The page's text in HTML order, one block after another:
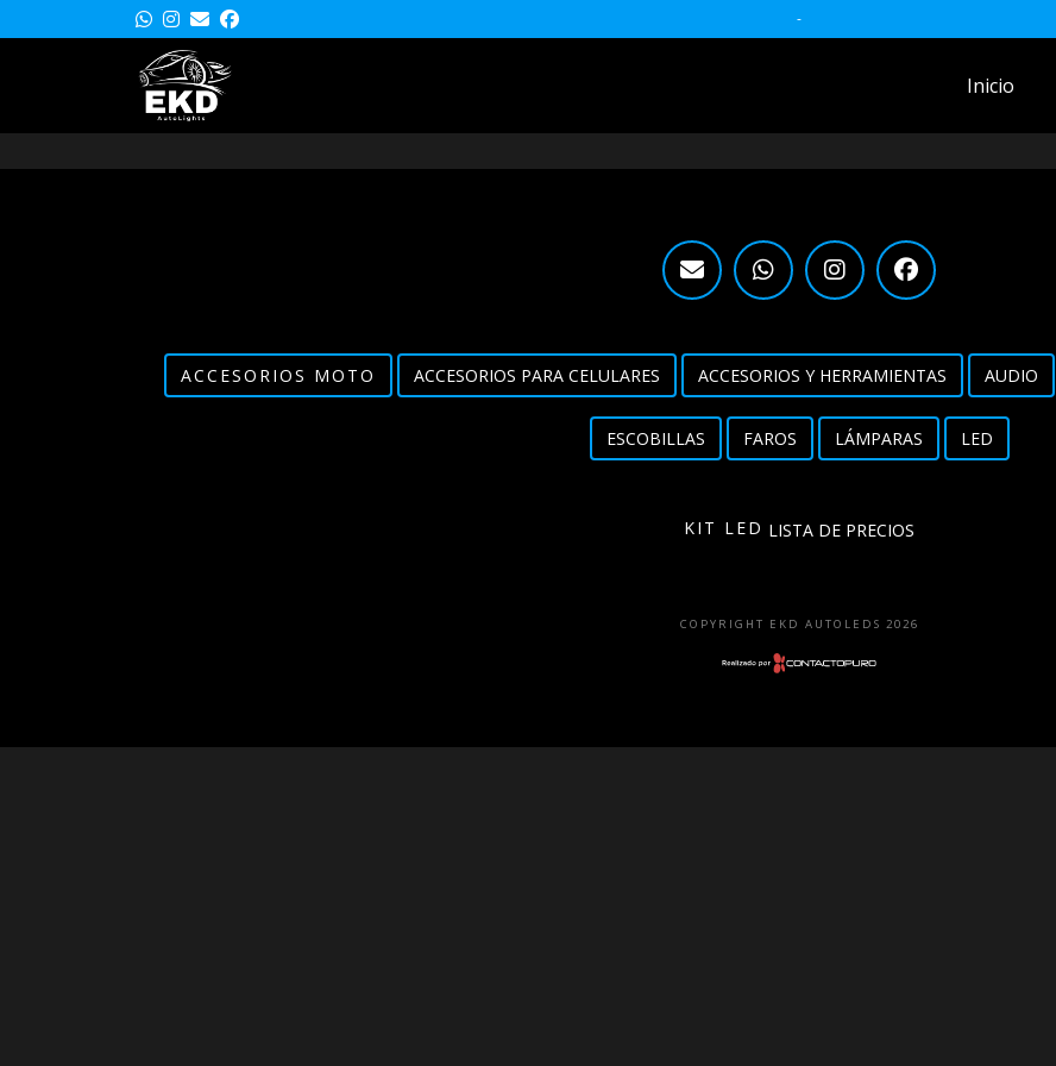
-
Inicio
Accesorios y herramientas
Barras
Electrónica
LED
ACCESORIOS MOTO ACCESORIOS PARA CELULARES ACCESORIOS Y HERRAMIENTAS AUDIO
ESCOBILLAS FAROS LÁMPARAS LED
KIT LED LISTA DE PRECIOS
COPYRIGHT EKD AUTOLEDS 2026